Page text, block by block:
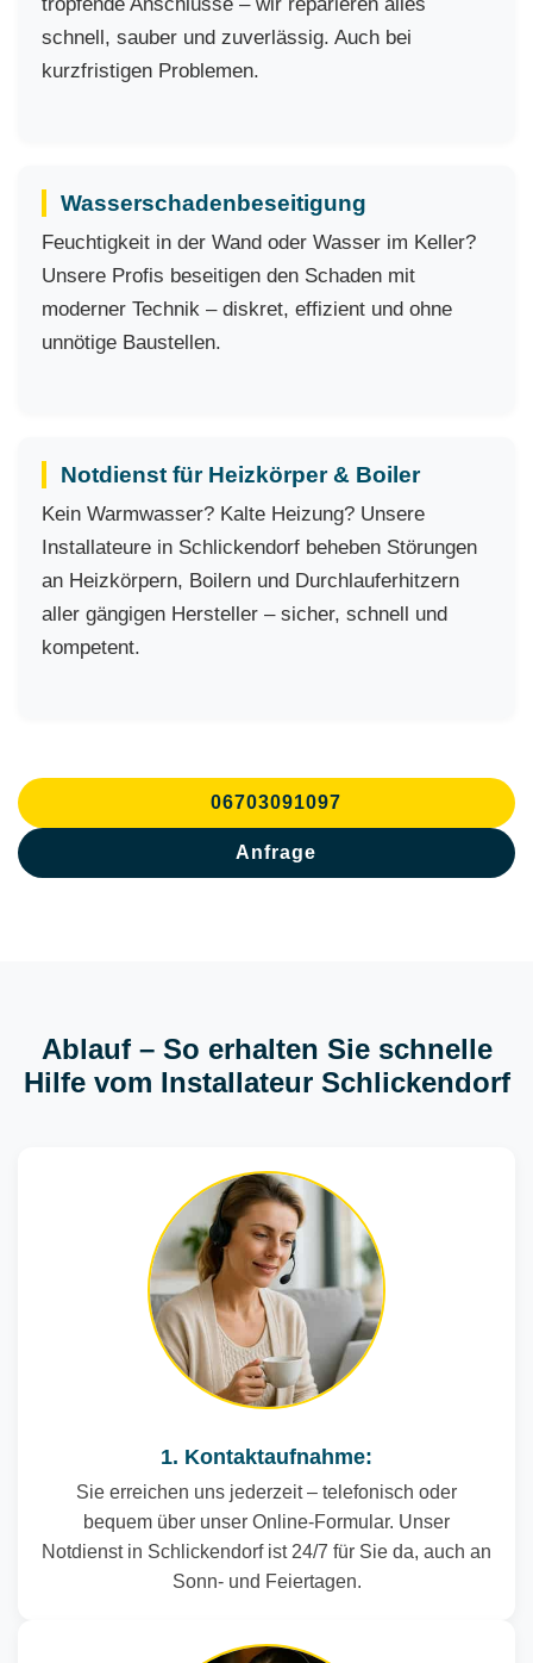
schnell, sauber und zuverlässig. Auch bei
kurzfristigen Problemen.
Wasserschadenbeseitigung
Feuchtigkeit in der Wand oder Wasser im Keller?
Unsere Profis beseitigen den Schaden mit
moderner Technik – diskret, effizient und ohne
unnötige Baustellen.
Notdienst für Heizkörper & Boiler
Kein Warmwasser? Kalte Heizung? Unsere
Installateure in Schlickendorf beheben Störungen
an Heizkörpern, Boilern und Durchlauferhitzern
aller gängigen Hersteller – sicher, schnell und
kompetent.
06703091097
Anfrage
Ablauf – So erhalten Sie schnelle
Hilfe vom Installateur Schlickendorf
1. Kontaktaufnahme:
Sie erreichen uns jederzeit – telefonisch oder
bequem über unser Online-Formular. Unser
Notdienst in Schlickendorf ist 24/7 für Sie da, auch an
Sonn- und Feiertagen.